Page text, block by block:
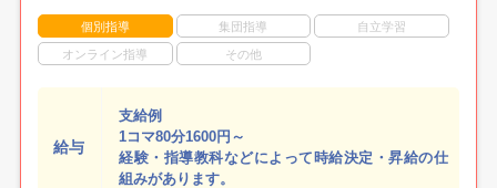
個別指導 集団指導 自立学習
オンライン指導 その他
給与
支給例
1コマ80分1600円～
経験・指導教科などによって時給決定・昇給の仕
組みがあります。